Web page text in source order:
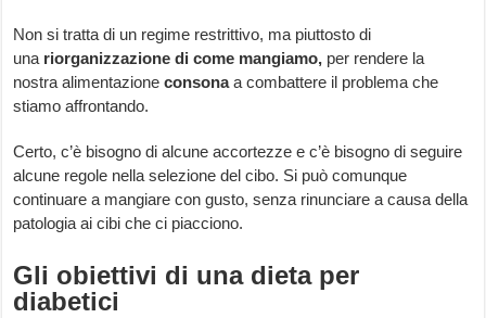
Non si tratta di un regime restrittivo, ma piuttosto di
una riorganizzazione di come mangiamo, per rendere la
nostra alimentazioneconsonaa combattere il problema che
stiamo affrontando.
Certo, c’è bisogno di alcune accortezze e c’è bisogno di seguire
alcune regole nella selezione del cibo. Si può comunque
continuare a mangiare con gusto, senza rinunciare a causa della
patologia ai cibi che ci piacciono.
Gli obiettivi di una dieta per
diabetici